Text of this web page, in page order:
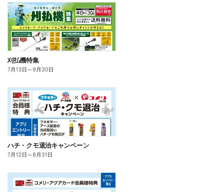
刈払機特集
7月13日 ～9月30日
ハチ・クモ退治キャンペーン
7月12日 ～8月31日